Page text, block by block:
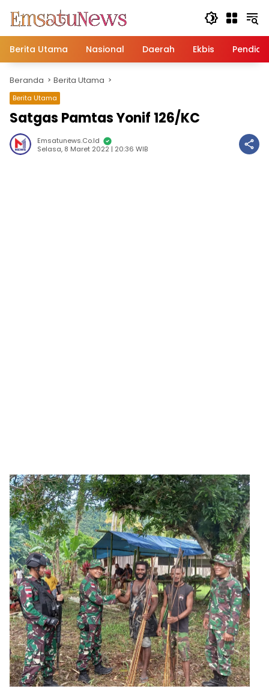
konten
Berita Utama
Nasional Daerah Ekbis
Beranda Berita Utama
Berita Utama
Satgas Pamtas Yonif 126/KC
Emsatunews.co.id
Selasa, 8 Maret 2022 | 20:36 WIB